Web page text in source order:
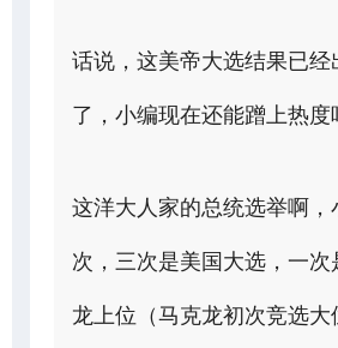
话说，这美帝大选结果已经
了，小编现在还能蹭上热度
这洋大人家的总统选举啊，
次，三次是美国大选，一
龙上位（马克龙初次竞选大